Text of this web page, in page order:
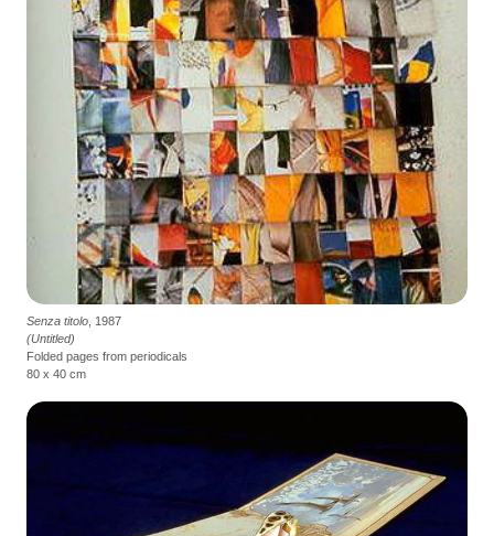
Senza titolo , 1987
(Untitled)
Folded pages from periodicals
80 x 40 cm